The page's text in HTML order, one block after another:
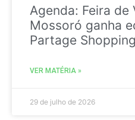
Agenda: Feira de
Mossoró ganha
Partage Shopping
VER MATÉRIA »
29 de julho de 2026